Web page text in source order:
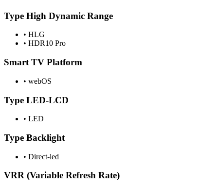
Type High Dynamic Range
• HLG
• HDR10 Pro
Smart TV Platform
• webOS
Type LED-LCD
• LED
Type Backlight
• Direct-led
VRR (Variable Refresh Rate)